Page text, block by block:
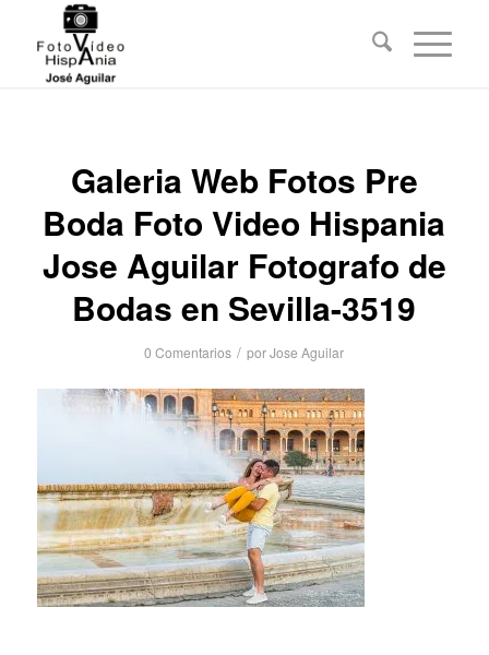
Galeria Web Fotos Pre
Boda Foto Video Hispania
Jose Aguilar Fotografo de
Bodas en Sevilla-3519
0 Comentarios / porJose Aguilar